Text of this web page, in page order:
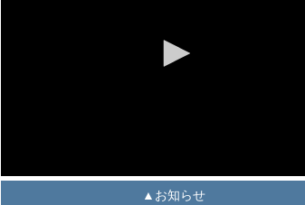
お知らせ